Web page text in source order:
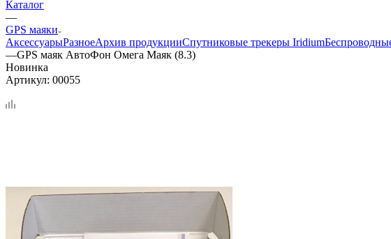
Каталог
—
GPS маяки
АксессуарыРазноеАрхив продукцииСпутниковые трекеры Iridium
—GPS маяк АвтоФон Омега Маяк (8.3)
Новинка
Артикул: 00055